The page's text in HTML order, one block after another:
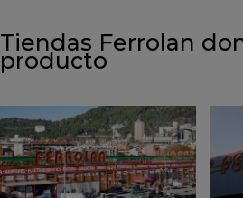
Tiendas Ferrolan
producto